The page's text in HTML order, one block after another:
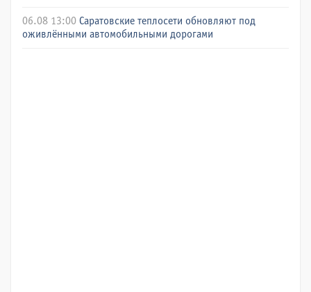
06.08 13:00 Саратовские теплосети обновляют под
оживлёнными автомобильными дорогами